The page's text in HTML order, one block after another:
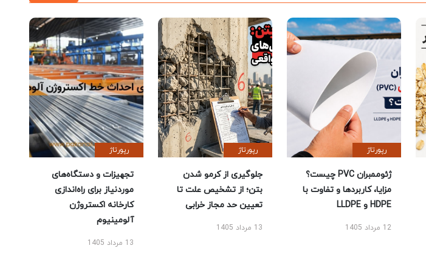
رپورتاژ
ژئوممبران PVC چیست؟
مزایا، کاربردها و تفاوت با
HDPE و LLDPE
12 مرداد 1405
رپورتاژ
جلوگیری از کرمو شدن
بتن؛ از تشخیص علت تا
تعیین حد مجاز خرابی
13 مرداد 1405
رپورتاژ
تجهیزات و دستگاه‌های
موردنیاز برای راه‌اندازی
کارخانه اکستروژن
آلومینیوم
13 مرداد 1405